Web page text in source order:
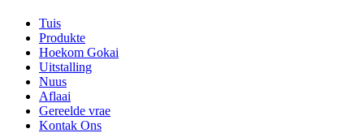
Tuis
Produkte
Hoekom Gokai
Uitstalling
Nuus
Aflaai
Gereelde vrae
Kontak Ons